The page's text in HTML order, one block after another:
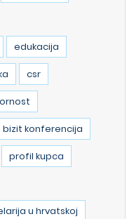
edukacija
csr
bizit konferencija
profil kupca
u hrvatskoj